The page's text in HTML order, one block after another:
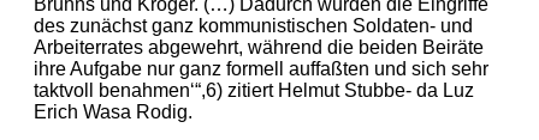
des zunächst ganz kommunistischen Soldaten- und
Arbeiterrates abgewehrt, während die beiden Beiräte
ihre Aufgabe nur ganz formell auffaßten und sich sehr
taktvoll benahmen‘“,6) zitiert Helmut Stubbe- da Luz
Erich Wasa Rodig.